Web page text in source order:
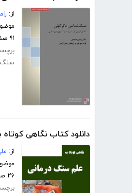
از:
۹۱ صفحه
سنگ
دانلود کتاب نگاهی
از:
۲۶ صفحه